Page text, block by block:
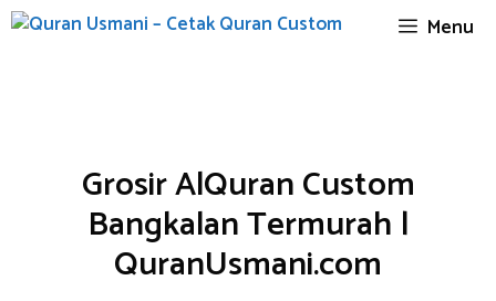
Skip
Menu
Grosir AlQuran Custom
Bangkalan Termurah |
QuranUsmani.com